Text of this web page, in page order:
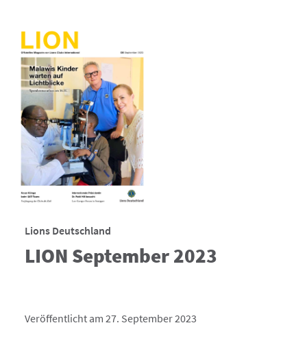
Lions Deutschland
LION September 2023
Veröffentlicht am 27. September 2023